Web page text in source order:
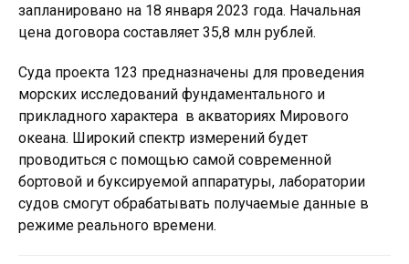
запланировано на 18 января 2023 года. Начальная
цена договора составляет 35,8 млн рублей.
Суда проекта 123 предназначены для проведения
морских исследований фундаментального и
прикладного характера в акваториях Мирового
океана. Широкий спектр измерений будет
проводиться с помощью самой современной
бортовой и буксируемой аппаратуры, лаборатории
судов смогут обрабатывать получаемые данные в
режиме реального времени.